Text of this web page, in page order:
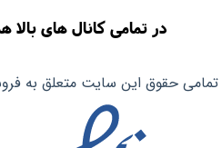
تمامی حقوق این سایت متعلق به
در تمامی کانال های بالا